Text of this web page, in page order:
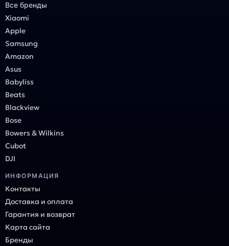
Все бренды
Xiaomi
Apple
Samsung
Amazon
Asus
Babyliss
Beats
Blackview
Bose
Bowers & Wilkins
Cubot
DJI
ИНФОРМАЦИЯ
Контакты
Доставка и оплата
Гарантия и возврат
Карта сайта
Бренды